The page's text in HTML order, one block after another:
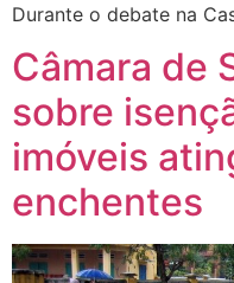
Durante o debate na
Câmara de
sobre
imóveis
enchentes